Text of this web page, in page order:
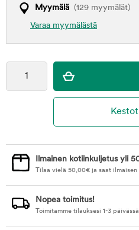
Myymälä (129 myymälät)
Varaa myymälästä
Ilmainen kotiinkuljetus yli
Tilaa vielä 50,00€ ja saat ilmaisen
Nopea toimitus!
Toimitamme tilauksesi 1-3